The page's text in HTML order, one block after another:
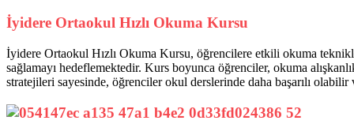
İyidere Ortaokul Hızlı Okuma Kursu
İyidere Ortaokul Hızlı Okuma Kursu, öğrencilere etkili okuma
sağlamayı hedeflemektedir. Kurs boyunca öğrenciler, okuma
stratejileri sayesinde, öğrenciler okul derslerinde daha başarılı